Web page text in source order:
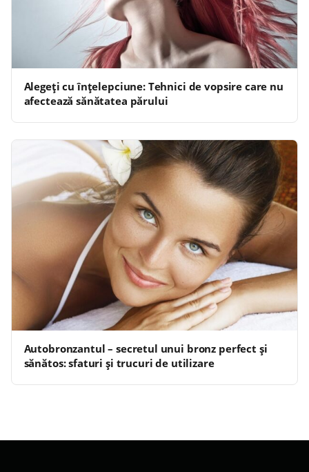
Alegeți cu înțelepciune: Tehnici de vopsire care nu
afectează sănătatea părului
Autobronzantul – secretul unui bronz perfect și
sănătos: sfaturi și trucuri de utilizare